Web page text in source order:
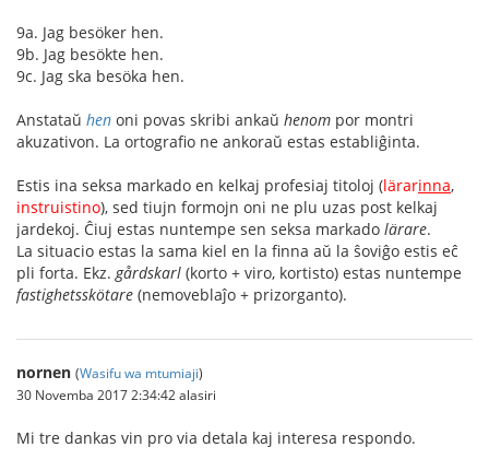
9a. Jag besöker hen.
9b. Jag besökte hen.
9c. Jag ska besöka hen.
Anstataŭ hen oni povas skribi ankaŭ henom por montri
akuzativon. La ortografio ne ankoraŭ estas establiĝinta.
Estis ina seksa markado en kelkaj profesiaj titoloj (lärarinna,
instruistino), sed tiujn formojn oni ne plu uzas post kelkaj
jardekoj. Ĉiuj estas nuntempe sen seksa markado lärare.
La situacio estas la sama kiel en la finna aŭ la ŝoviĝo estis eĉ
pli forta. Ekz.gårdskarl (korto + viro, kortisto) estas nuntempe
fastighetsskötare (nemoveblaĵo + prizorganto).
nornen (Wasifu wa mtumiaji)
30 Novemba 2017 2:34:42 alasiri
Mi tre dankas vin pro via detala kaj interesa respondo.